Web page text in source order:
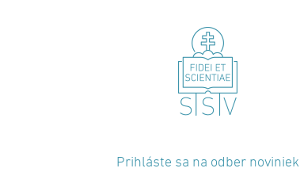
Prihláste sa na odber noviniek